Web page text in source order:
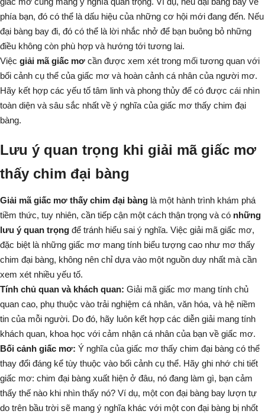
phía bạn, đó có thể là dấu hiệu của những cơ hội mới đang đến. Nếu
đại bàng bay đi, đó có thể là lời nhắc nhở để bạn buông bỏ những
điều không còn phù hợp và hướng tới tương lai.
Việc giải mã giấc mơ cần được xem xét trong mối tương quan với
bối cảnh cụ thể của giấc mơ và hoàn cảnh cá nhân của người mơ.
Hãy kết hợp các yếu tố tâm linh và phong thủy để có được cái nhìn
toàn diện và sâu sắc nhất về ý nghĩa của giấc mơ thấy chim đại
bàng.
Lưu ý quan trọng khi giải mã giấc mơ
thấy chim đại bàng
Giải mã giấc mơ thấy chim đại bàng là một hành trình khám phá
tiềm thức, tuy nhiên, cần tiếp cận một cách thận trọng và có những
lưu ý quan trọng để tránh hiểu sai ý nghĩa. Việc giải mã giấc mơ,
đặc biệt là những giấc mơ mang tính biểu tượng cao như mơ thấy
chim đại bàng, không nên chỉ dựa vào một nguồn duy nhất mà cần
xem xét nhiều yếu tố.
Tính chủ quan và khách quan: Giải mã giấc mơ mang tính chủ
quan cao, phụ thuộc vào trải nghiệm cá nhân, văn hóa, và hệ niềm
tin của mỗi người. Do đó, hãy luôn kết hợp các diễn giải mang tính
khách quan, khoa học với cảm nhận cá nhân của bạn về giấc mơ.
Bối cảnh giấc mơ: Ý nghĩa của giấc mơ thấy chim đại bàng có thể
thay đổi đáng kể tùy thuộc vào bối cảnh cụ thể. Hãy ghi nhớ chi tiết
giấc mơ: chim đại bàng xuất hiện ở đâu, nó đang làm gì, bạn cảm
thấy thế nào khi nhìn thấy nó? Ví dụ, một con đại bàng bay lượn tự
do trên bầu trời sẽ mang ý nghĩa khác với một con đại bàng bị nhốt